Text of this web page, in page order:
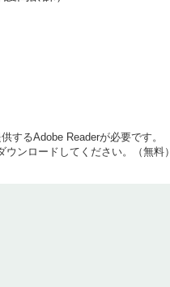
するAdobe Readerが必要です。
ンロードしてください。（無料）